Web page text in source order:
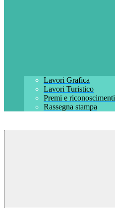
Lavori Grafica
Lavori Turistico
Premi e riconoscimenti
Rassegna stampa